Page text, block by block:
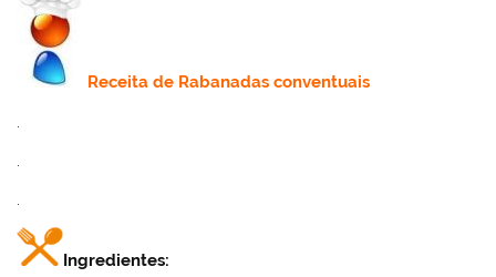
Receitade Rabanadas conventuais
.
.
Ingredientes: